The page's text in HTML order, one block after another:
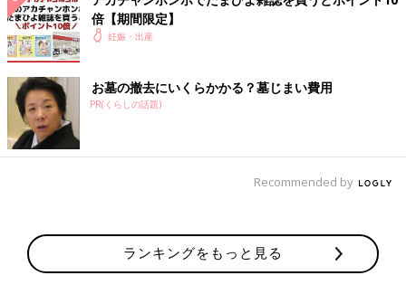
倍【期間限定】
妊娠・出産
お墓の撤去にいくらかかる？墓じまい費用
PR(くらしの話題)
Recommended by
ランキングをもっと見る